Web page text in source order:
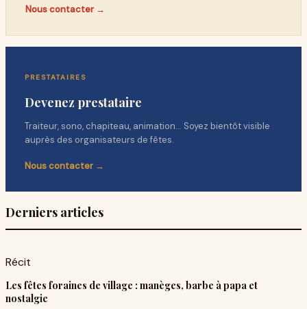
Nous contacter →
PRESTATAIRES
Devenez prestataire
Traiteur, sono, chapiteau, animation… Soyez bientôt visible
auprès des organisateurs de fêtes.
Nous contacter →
Derniers articles
Récit
Les fêtes foraines de village : manèges, barbe à papa et
nostalgie